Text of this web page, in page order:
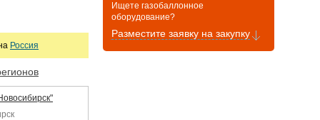
Россия
Ищете газобаллонное
оборудование?
Разместите заявку на закупку